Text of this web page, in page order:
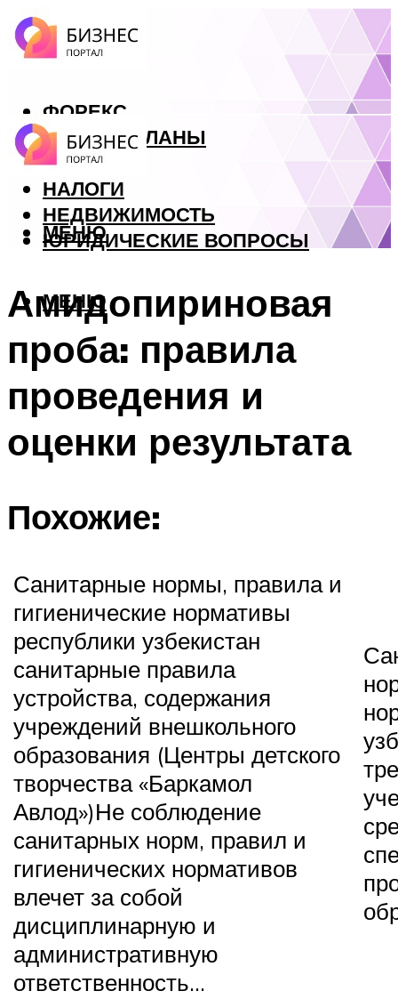
ФОРЕКС
БИЗНЕС ПЛАНЫ
КРЕДИТЫ
НАЛОГИ
НЕДВИЖИМОСТЬ
ЮРИДИЧЕСКИЕ ВОПРОСЫ
МЕНЮ
МЕНЮ
Амидопириновая
проба: правила
проведения и
оценки результата
Похожие:
Санитарные нормы, правила и
гигиенические нормативы
республики узбекистан
санитарные правила
устройства, содержания
учреждений внешкольного
образования (Центры детского
творчества «Баркамол
Авлод»)Не соблюдение
санитарных норм, правил и
гигиенических нормативов
влечет за собой
дисциплинарную и
административную
ответственность…